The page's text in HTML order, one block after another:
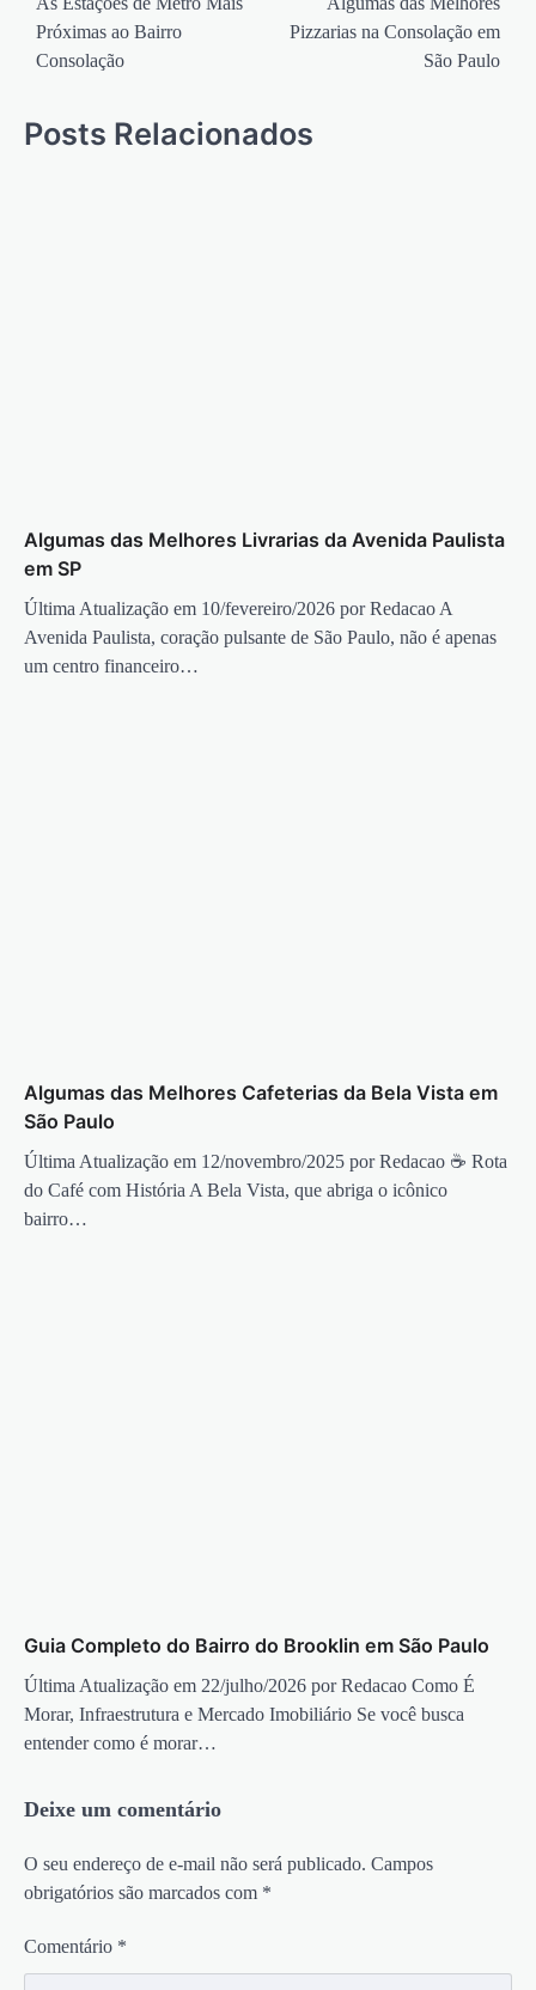
Post
Próximas ao Bairro
Consolação
Pizzarias na Consolação em
São Paulo
Posts Relacionados
Algumas das Melhores Livrarias da Avenida Paulista
em SP
Última Atualização em 10/fevereiro/2026 por Redacao A
Avenida Paulista, coração pulsante de São Paulo, não é apenas
um centro financeiro…
Algumas das Melhores Cafeterias da Bela Vista em
São Paulo
Última Atualização em 12/novembro/2025 por Redacao ☕ Rota
do Café com História A Bela Vista, que abriga o icônico
bairro…
Guia Completo do Bairro do Brooklin em São Paulo
Última Atualização em 22/julho/2026 por Redacao Como É
Morar, Infraestrutura e Mercado Imobiliário Se você busca
entender como é morar…
Deixe um comentário
O seu endereço de e-mail não será publicado. Campos
obrigatórios são marcados com *
Comentário *